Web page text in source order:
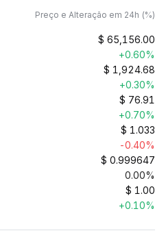
Preço e Alteração em 24h (%)
$ 65,156.00
+0.60%
$ 1,924.68
+0.30%
$ 76.91
+0.70%
$ 1.033
-0.40%
$ 0.999647
0.00%
$ 1.00
+0.10%